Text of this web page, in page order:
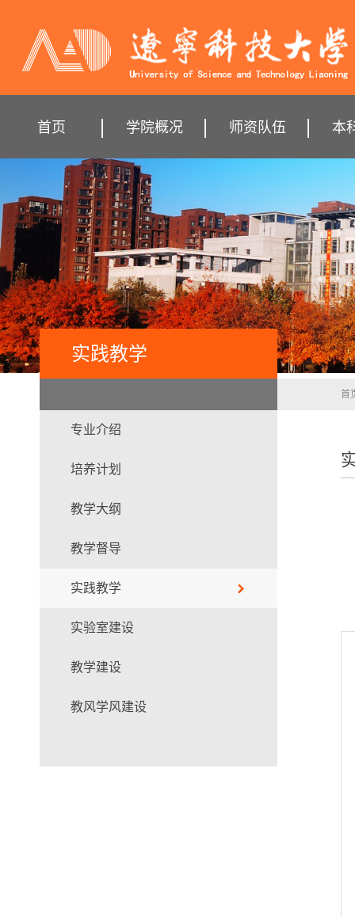
首页 学院概况 师资队伍 本
实践教学
专业介绍
培养计划
教学大纲
教学督导
实践教学
实验室建设
教学建设
教风学风建设
首